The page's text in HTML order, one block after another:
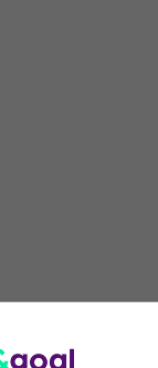
zero, viste le
questo profilo,